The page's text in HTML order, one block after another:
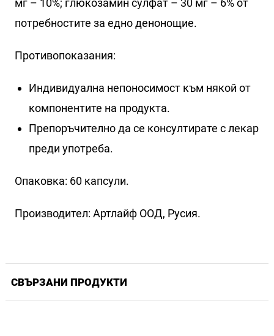
мг – 10%; глюкозамин сулфат – 30 мг – 6% от
потребностите за едно денонощие.
Противопоказания:
Индивидуална непоносимост към някой от
компонентите на продукта.
Препоръчително да се консултирате с лекар
преди употреба.
Опаковка: 60 капсули.
Производител: Артлайф ООД, Русия.
СВЪРЗАНИ ПРОДУКТИ